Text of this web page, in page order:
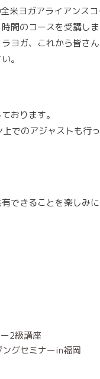
米ヨガアライアンスコ
間のコースを受講しま
ヨガ、これから皆さ
。
おります。
でのアジャストも行っ
できることを楽しみに
2級講座
ングセミナーin福岡